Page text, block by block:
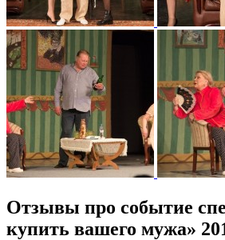
Отзывы про событие
купить вашего мужа»